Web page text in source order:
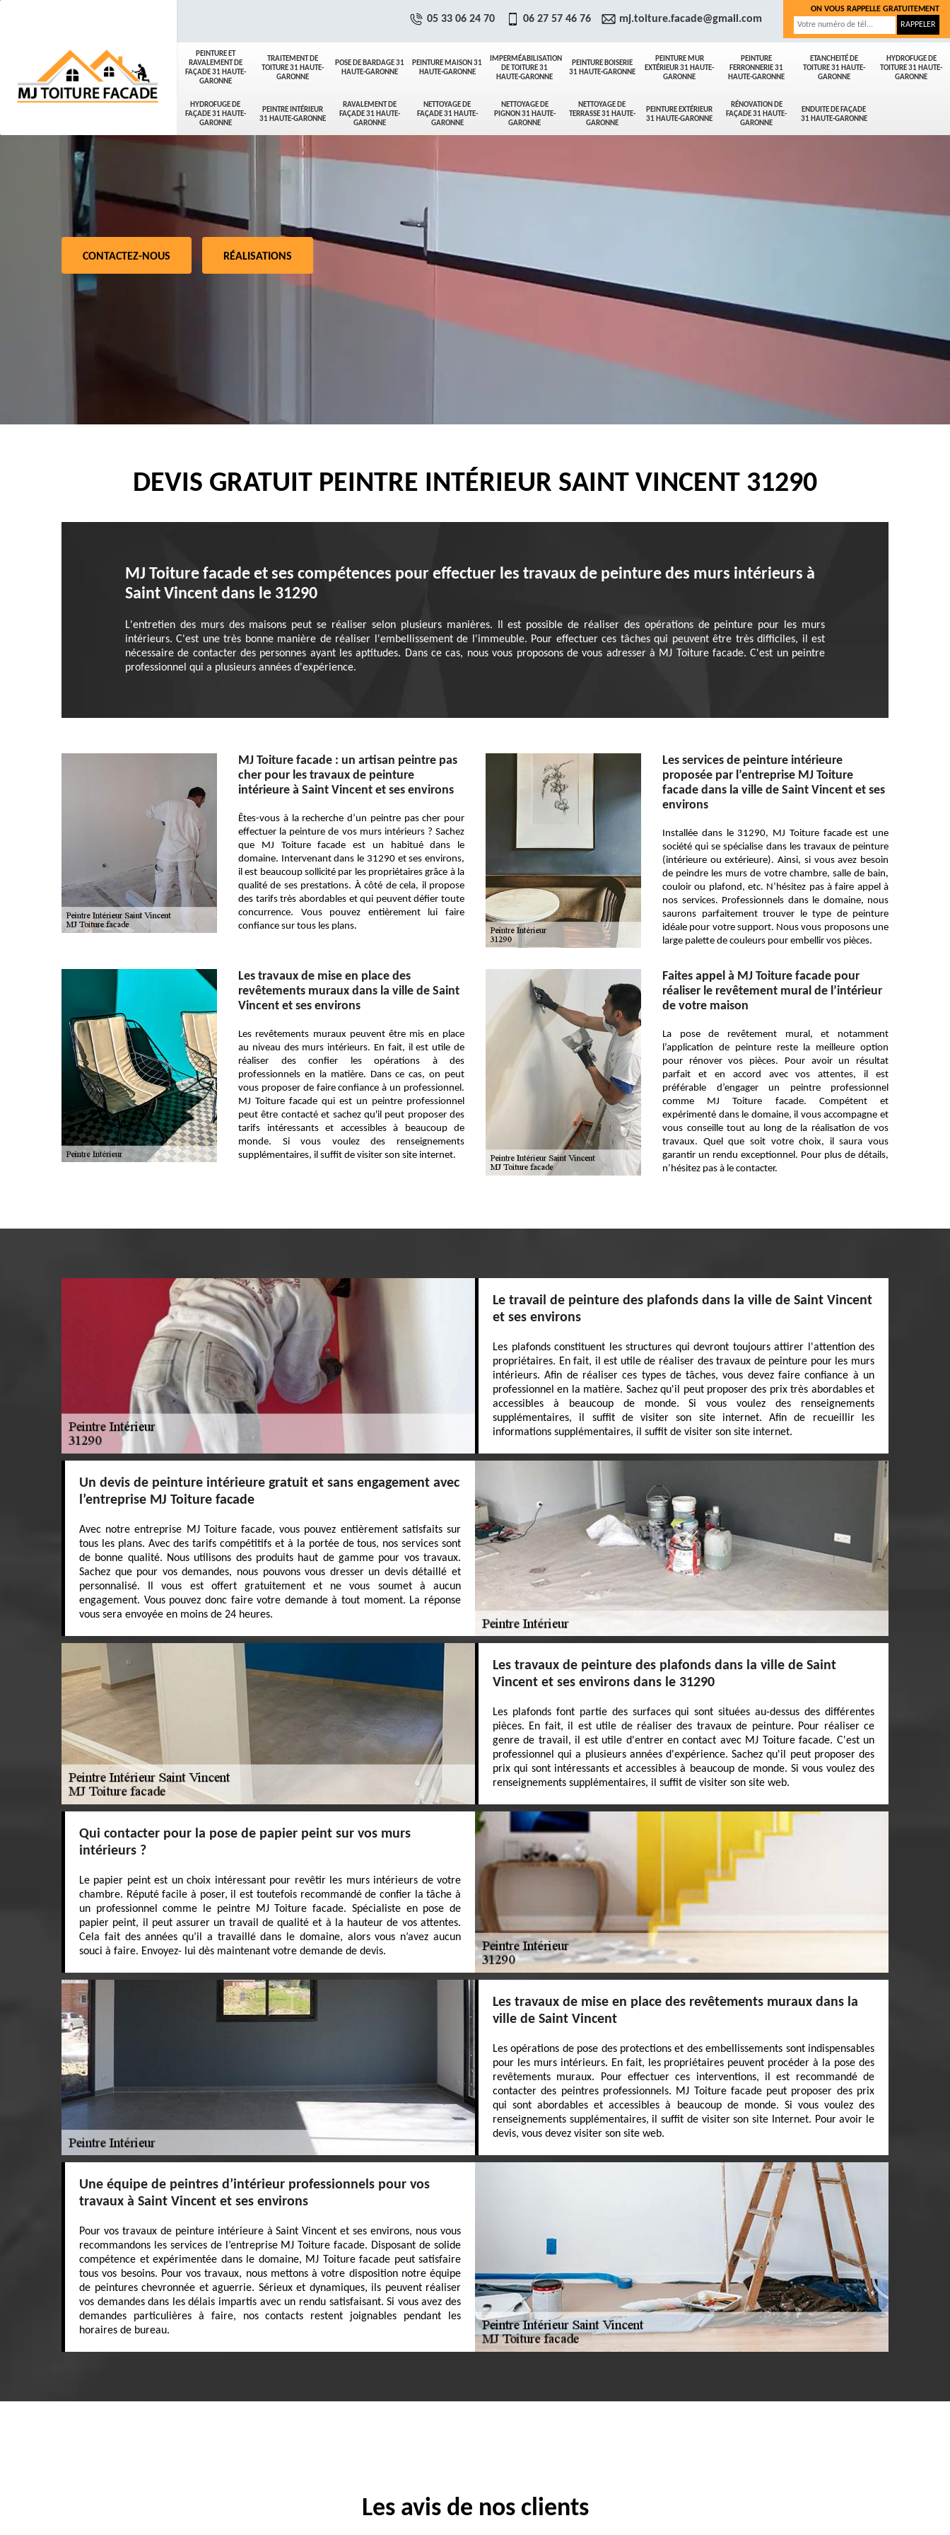
PEINTURE ET
RAVALEMENT DE
FAÇADE 31 HAUTE-
GARONNE
TRAITEMENT DE
TOITURE 31 HAUTE-
GARONNE
POSE DE BARDAGE 31
HAUTE-GARONNE
PEINTURE MAISON 31
HAUTE-GARONNE
IMPERMÉABILISATION
DE TOITURE 31
HAUTE-GARONNE
PEINTURE BOISERIE
31 HAUTE-GARONNE
PEINTURE MUR
EXTÉRIEUR 31 HAUTE-
GARONNE
PEINTURE
FERRONNERIE 31
HAUTE-GARONNE
ETANCHEITÉ DE
TOITURE 31 HAUTE-
GARONNE
HYDROFUGE DE
TOITURE 31 HAUTE-
GARONNE
HYDROFUGE DE
FAÇADE 31 HAUTE-
GARONNE
PEINTRE INTÉRIEUR
31 HAUTE-GARONNE
RAVALEMENT DE
FAÇADE 31 HAUTE-
GARONNE
NETTOYAGE DE
FAÇADE 31 HAUTE-
GARONNE
NETTOYAGE DE
PIGNON 31 HAUTE-
GARONNE
NETTOYAGE DE
TERRASSE 31 HAUTE-
GARONNE
PEINTURE EXTÉRIEUR
31 HAUTE-GARONNE
RÉNOVATION DE
FAÇADE 31 HAUTE-
GARONNE
ENDUITE DE FAÇADE
31 HAUTE-GARONNE
05 33 06 24 70 06 27 57 46 76 mj.toiture.facade@gmail.com
ON VOUS RAPPELLE GRATUITEMENT
CONTACTEZ-NOUS RÉALISATIONS
DEVIS GRATUIT PEINTRE INTÉRIEUR SAINT VINCENT 31290
MJ Toiture facade et ses compétences pour effectuer les travaux de peinture des murs intérieurs à
Saint Vincent dans le 31290
L'entretien des murs des maisons peut se réaliser selon plusieurs manières. Il est possible de réaliser des opérations de peinture pour les murs
intérieurs. C'est une très bonne manière de réaliser l'embellissement de l'immeuble. Pour effectuer ces tâches qui peuvent être très difficiles, il est
nécessaire de contacter des personnes ayant les aptitudes. Dans ce cas, nous vous proposons de vous adresser à MJ Toiture facade. C'est un peintre
professionnel qui a plusieurs années d'expérience.
MJ Toiture facade : un artisan peintre pas
cher pour les travaux de peinture
intérieure à Saint Vincent et ses environs
Êtes-vous à la recherche d’un peintre pas cher pour
effectuer la peinture de vos murs intérieurs ? Sachez
que MJ Toiture facade est un habitué dans le
domaine. Intervenant dans le 31290 et ses environs,
il est beaucoup sollicité par les propriétaires grâce à la
qualité de ses prestations. À côté de cela, il propose
des tarifs très abordables et qui peuvent défier toute
concurrence. Vous pouvez entièrement lui faire
confiance sur tous les plans.
Les services de peinture intérieure
proposée par l’entreprise MJ Toiture
facade dans la ville de Saint Vincent et ses
environs
Installée dans le 31290, MJ Toiture facade est une
société qui se spécialise dans les travaux de peinture
(intérieure ou extérieure). Ainsi, si vous avez besoin
de peindre les murs de votre chambre, salle de bain,
couloir ou plafond, etc. N’hésitez pas à faire appel à
nos services. Professionnels dans le domaine, nous
saurons parfaitement trouver le type de peinture
idéale pour votre support. Nous vous proposons une
large palette de couleurs pour embellir vos pièces.
Les travaux de mise en place des
revêtements muraux dans la ville de Saint
Vincent et ses environs
Les revêtements muraux peuvent être mis en place
au niveau des murs intérieurs. En fait, il est utile de
réaliser des confier les opérations à des
professionnels en la matière. Dans ce cas, on peut
vous proposer de faire confiance à un professionnel.
MJ Toiture facade qui est un peintre professionnel
peut être contacté et sachez qu'il peut proposer des
tarifs intéressants et accessibles à beaucoup de
monde. Si vous voulez des renseignements
supplémentaires, il suffit de visiter son site internet.
Faites appel à MJ Toiture facade pour
réaliser le revêtement mural de l’intérieur
de votre maison
La pose de revêtement mural, et notamment
l’application de peinture reste la meilleure option
pour rénover vos pièces. Pour avoir un résultat
parfait et en accord avec vos attentes, il est
préférable d’engager un peintre professionnel
comme MJ Toiture facade. Compétent et
expérimenté dans le domaine, il vous accompagne et
vous conseille tout au long de la réalisation de vos
travaux. Quel que soit votre choix, il saura vous
garantir un rendu exceptionnel. Pour plus de détails,
n’hésitez pas à le contacter.
Le travail de peinture des plafonds dans la ville de Saint Vincent
et ses environs
Les plafonds constituent les structures qui devront toujours attirer l'attention des
propriétaires. En fait, il est utile de réaliser des travaux de peinture pour les murs
intérieurs. Afin de réaliser ces types de tâches, vous devez faire confiance à un
professionnel en la matière. Sachez qu'il peut proposer des prix très abordables et
accessibles à beaucoup de monde. Si vous voulez des renseignements
supplémentaires, il suffit de visiter son site internet. Afin de recueillir les
informations supplémentaires, il suffit de visiter son site internet.
Un devis de peinture intérieure gratuit et sans engagement avec
l’entreprise MJ Toiture facade
Avec notre entreprise MJ Toiture facade, vous pouvez entièrement satisfaits sur
tous les plans. Avec des tarifs compétitifs et à la portée de tous, nos services sont
de bonne qualité. Nous utilisons des produits haut de gamme pour vos travaux.
Sachez que pour vos demandes, nous pouvons vous dresser un devis détaillé et
personnalisé. Il vous est offert gratuitement et ne vous soumet à aucun
engagement. Vous pouvez donc faire votre demande à tout moment. La réponse
vous sera envoyée en moins de 24 heures.
Les travaux de peinture des plafonds dans la ville de Saint
Vincent et ses environs dans le 31290
Les plafonds font partie des surfaces qui sont situées au-dessus des différentes
pièces. En fait, il est utile de réaliser des travaux de peinture. Pour réaliser ce
genre de travail, il est utile d'entrer en contact avec MJ Toiture facade. C'est un
professionnel qui a plusieurs années d'expérience. Sachez qu'il peut proposer des
prix qui sont intéressants et accessibles à beaucoup de monde. Si vous voulez des
renseignements supplémentaires, il suffit de visiter son site web.
Qui contacter pour la pose de papier peint sur vos murs
intérieurs ?
Le papier peint est un choix intéressant pour revêtir les murs intérieurs de votre
chambre. Réputé facile à poser, il est toutefois recommandé de confier la tâche à
un professionnel comme le peintre MJ Toiture facade. Spécialiste en pose de
papier peint, il peut assurer un travail de qualité et à la hauteur de vos attentes.
Cela fait des années qu’il a travaillé dans le domaine, alors vous n’avez aucun
souci à faire. Envoyez- lui dès maintenant votre demande de devis.
Les travaux de mise en place des revêtements muraux dans la
ville de Saint Vincent
Les opérations de pose des protections et des embellissements sont indispensables
pour les murs intérieurs. En fait, les propriétaires peuvent procéder à la pose des
revêtements muraux. Pour effectuer ces interventions, il est recommandé de
contacter des peintres professionnels. MJ Toiture facade peut proposer des prix
qui sont abordables et accessibles à beaucoup de monde. Si vous voulez des
renseignements supplémentaires, il suffit de visiter son site Internet. Pour avoir le
devis, vous devez visiter son site web.
Une équipe de peintres d’intérieur professionnels pour vos
travaux à Saint Vincent et ses environs
Pour vos travaux de peinture intérieure à Saint Vincent et ses environs, nous vous
recommandons les services de l’entreprise MJ Toiture facade. Disposant de solide
compétence et expérimentée dans le domaine, MJ Toiture facade peut satisfaire
tous vos besoins. Pour vos travaux, nous mettons à votre disposition notre équipe
de peintures chevronnée et aguerrie. Sérieux et dynamiques, ils peuvent réaliser
vos demandes dans les délais impartis avec un rendu satisfaisant. Si vous avez des
demandes particulières à faire, nos contacts restent joignables pendant les
horaires de bureau.
Les avis de nos clients